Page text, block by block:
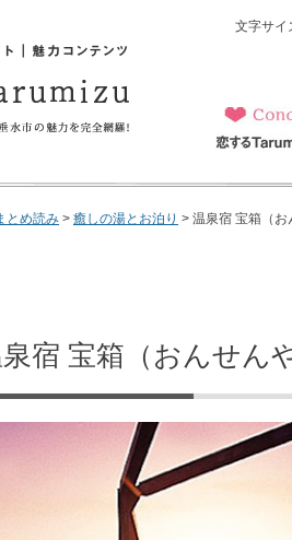
ものから子育てま
羅！
文字サイ
恋する
とは
とめ読み > 癒しの湯とお泊り > 温泉宿 宝箱（お
宿 宝箱（おんせん